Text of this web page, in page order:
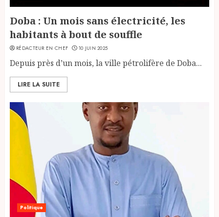
Doba : Un mois sans électricité, les
habitants à bout de souffle
RÉDACTEUR EN CHEF 10 JUIN 2025
Depuis près d’un mois, la ville pétrolifère de Doba...
LIRE LA SUITE
Politique